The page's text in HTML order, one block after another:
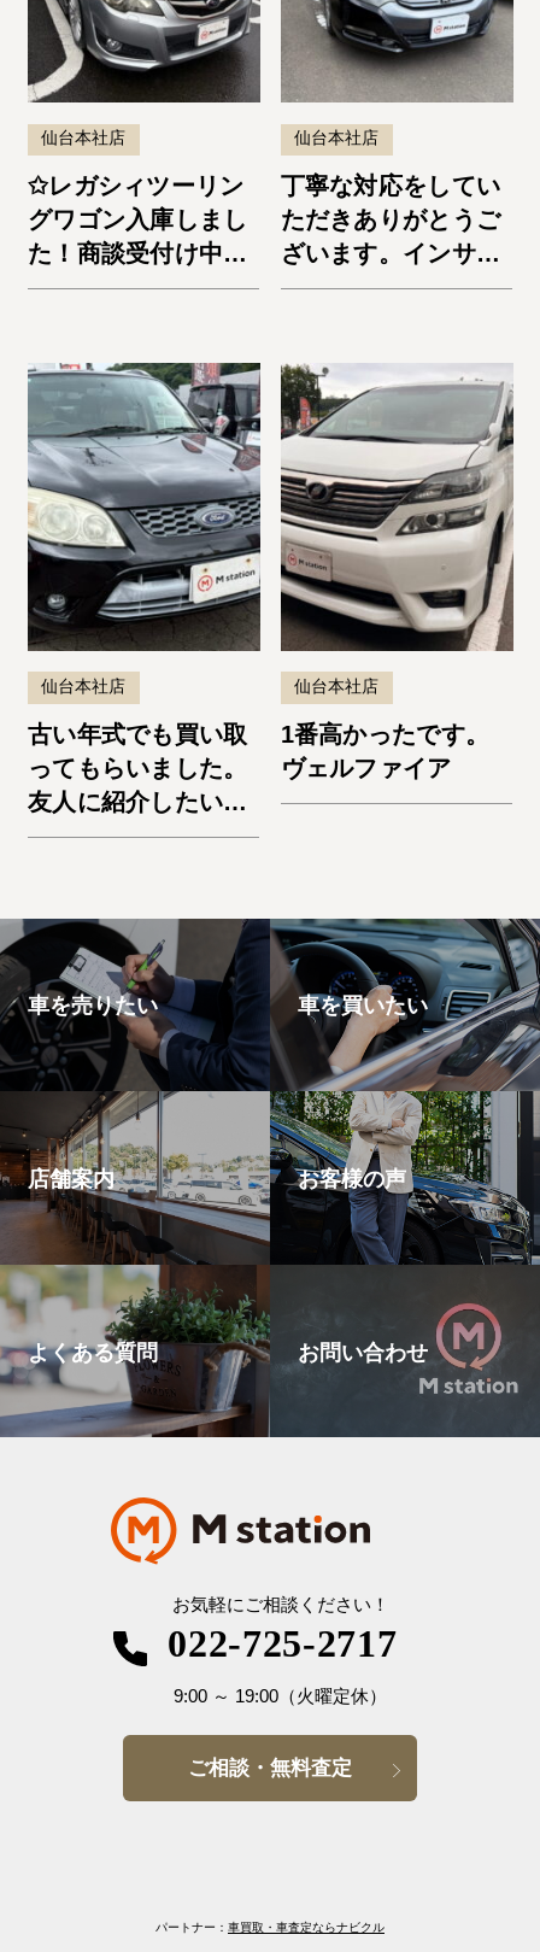
仙台本社店
✩レガシィツーリン
グワゴン入庫しまし
た！商談受付け中で
す✩
仙台本社店
丁寧な対応をしてい
ただきありがとうご
ざいます。インサイ
ト
仙台本社店
古い年式でも買い取
ってもらいました。
友人に紹介したいと
思います。エスケー
仙台本社店
1番高かったです。
ヴェルファイア
車を売りたい 車を買いたい
店舗案内 お客様の声
よくある質問 お問い合わせ
お気軽にご相談ください！
022-725-2717
9:00～ 19:00（火曜定休）
ご相談・無料査定
パートナー： 車買取・車査定ならナビクル